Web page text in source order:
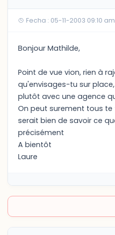
Fecha : 05-11-2003 09:10 am
Bonjour Mathilde,
Point de vue vion, rien à
qu'envisages-tu sur
plutôt avec une agence
On peut surement tous
serait bien de savoir ce
précisément
A bientôt
Laure